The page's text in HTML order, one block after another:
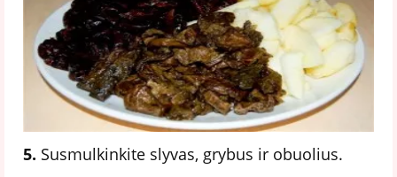
5. Susmulkinkite slyvas, grybus ir obuolius.